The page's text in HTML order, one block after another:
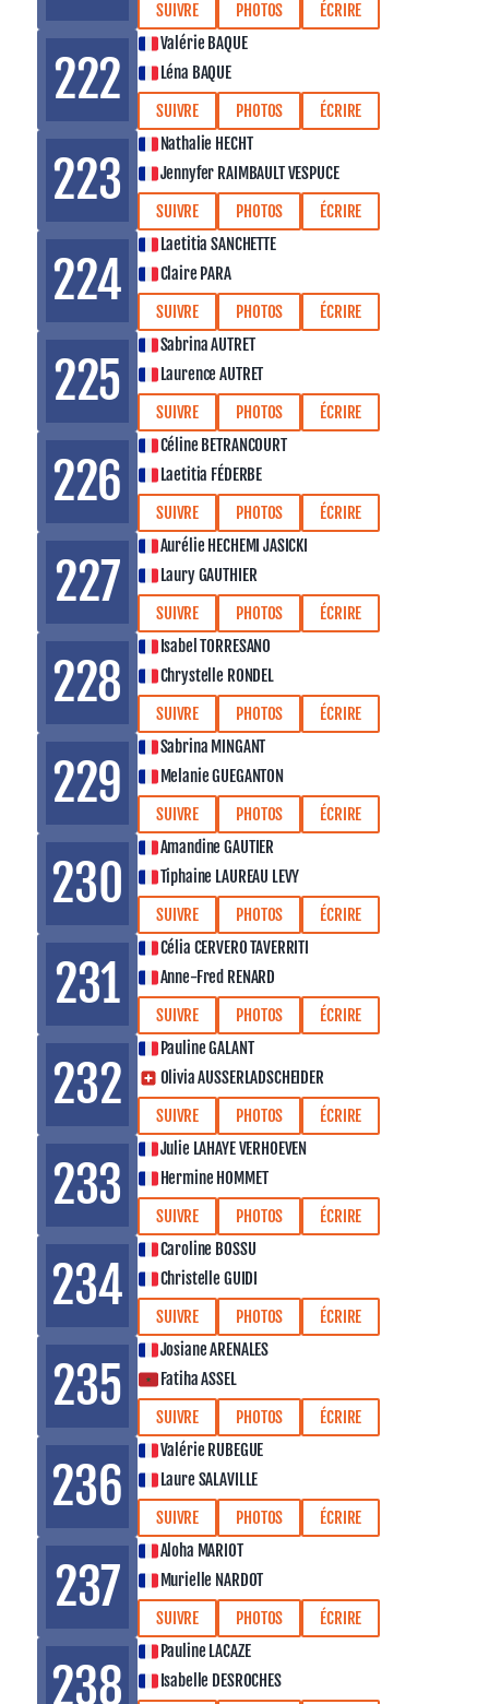
SUIVRE
PHOTOS ÉCRIRE
222
Valérie BAQUE
Léna BAQUE
SUIVRE
PHOTOS ÉCRIRE
223
Nathalie HECHT
Jennyfer RAIMBAULT VESPUCE
SUIVRE
PHOTOS ÉCRIRE
224
Laetitia SANCHETTE
Claire PARA
SUIVRE
PHOTOS ÉCRIRE
225
Sabrina AUTRET
Laurence AUTRET
SUIVRE
PHOTOS ÉCRIRE
226
Céline BETRANCOURT
Laetitia FÉDERBE
SUIVRE
PHOTOS ÉCRIRE
227
Aurélie HECHEMI JASICKI
Laury GAUTHIER
SUIVRE
PHOTOS ÉCRIRE
228
Isabel TORRESANO
Chrystelle RONDEL
SUIVRE
PHOTOS ÉCRIRE
229
Sabrina MINGANT
Melanie GUEGANTON
SUIVRE
PHOTOS ÉCRIRE
230
Amandine GAUTIER
Tiphaine LAUREAU LEVY
SUIVRE
PHOTOS ÉCRIRE
231
Célia CERVERO TAVERRITI
Anne-Fred RENARD
SUIVRE
PHOTOS ÉCRIRE
232
Pauline GALANT
Olivia AUSSERLADSCHEIDER
SUIVRE
PHOTOS ÉCRIRE
233
Julie LAHAYE VERHOEVEN
Hermine HOMMET
SUIVRE
PHOTOS ÉCRIRE
234
Caroline BOSSU
Christelle GUIDI
SUIVRE
PHOTOS ÉCRIRE
235
Josiane ARENALES
Fatiha ASSEL
SUIVRE
PHOTOS ÉCRIRE
236
Valérie RUBEGUE
Laure SALAVILLE
SUIVRE
PHOTOS ÉCRIRE
237
Aloha MARIOT
Murielle NARDOT
SUIVRE
PHOTOS ÉCRIRE
238
Pauline LACAZE
Isabelle DESROCHES